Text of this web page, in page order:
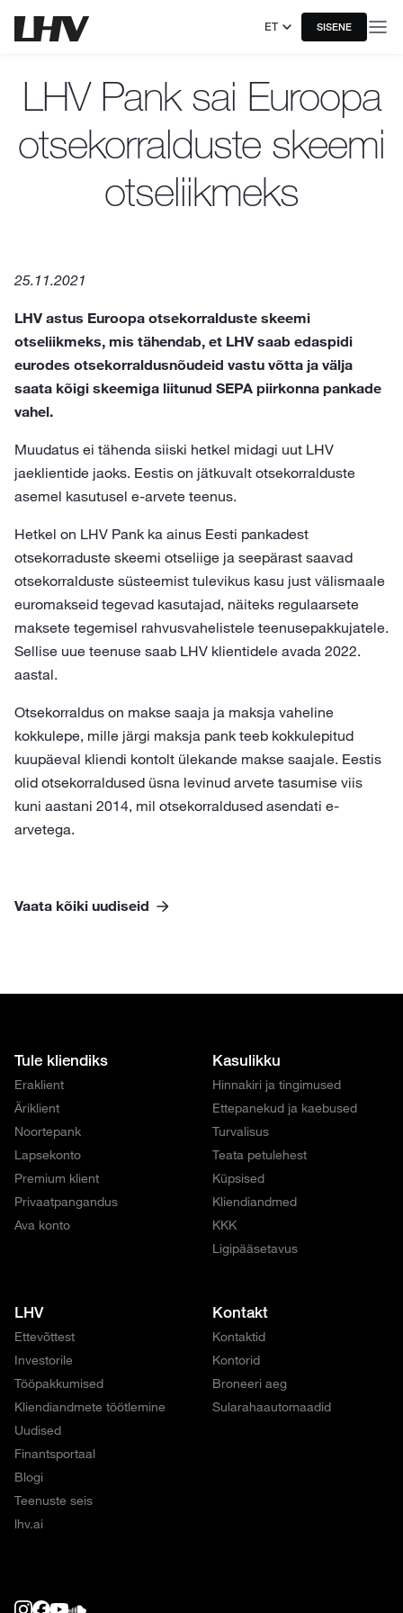
ET SISENE
LHV Pank sai Euroopa
otsekorralduste skeemi
otseliikmeks
25.11.2021
LHV astus Euroopa otsekorralduste skeemi
otseliikmeks, mis tähendab, et LHV saab edaspidi
eurodes otsekorraldusnõudeid vastu võtta ja välja
saata kõigi skeemiga liitunud SEPA piirkonna pankade
vahel.
Muudatus ei tähenda siiski hetkel midagi uut LHV
jaeklientide jaoks. Eestis on jätkuvalt otsekorralduste
asemel kasutusel e-arvete teenus.
Hetkel on LHV Pank ka ainus Eesti pankadest
otsekorraduste skeemi otseliige ja seepärast saavad
otsekorralduste süsteemist tulevikus kasu just välismaale
euromakseid tegevad kasutajad, näiteks regulaarsete
maksete tegemisel rahvusvahelistele teenusepakkujatele.
Sellise uue teenuse saab LHV klientidele avada 2022.
aastal.
Otsekorraldus on makse saaja ja maksja vaheline
kokkulepe, mille järgi maksja pank teeb kokkulepitud
kuupäeval kliendi kontolt ülekande makse saajale. Eestis
olid otsekorraldused üsna levinud arvete tasumise viis
kuni aastani 2014, mil otsekorraldused asendati e-
arvetega.
Vaata kõiki uudiseid
Tule kliendiks
Eraklient
Äriklient
Noortepank
Lapsekonto
Premium klient
Privaatpangandus
Ava konto
Kasulikku
Hinnakiri ja tingimused
Ettepanekud ja kaebused
Turvalisus
Teata petulehest
Küpsised
Kliendiandmed
KKK
Ligipääsetavus
LHV
Ettevõttest
Investorile
Tööpakkumised
Kliendiandmete töötlemine
Uudised
Finantsportaal
Blogi
Teenuste seis
lhv.ai
Kontakt
Kontaktid
Kontorid
Broneeri aeg
Sularahaautomaadid